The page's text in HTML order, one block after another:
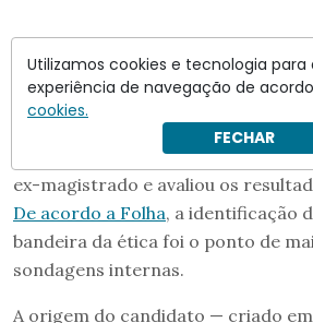
O DC realizou pesquisas
ex-magistrado e avaliou os
De acordo a Folha, a identificação
bandeira da ética foi o ponto de
sondagens internas.
A origem do candidato — criado
Utilizamos cookies e tecnologia para
experiência de navegação de
cookies.
FECHAR